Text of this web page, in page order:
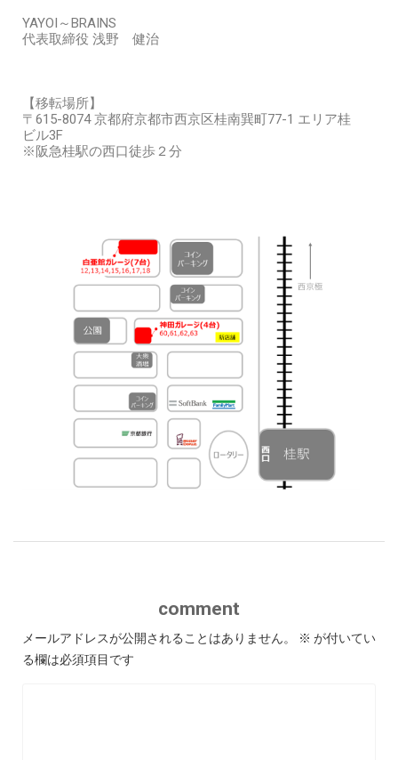
YAYOI～BRAINS
代表取締役 浅野 健治
【移転場所】
〒615-8074 京都府京都市西京区桂南巽町77-1 エリア桂
ビル3F
※阪急桂駅の西口徒歩２分
comment
メールアドレスが公開されることはありません。 ※ が付いてい
る欄は必須項目です